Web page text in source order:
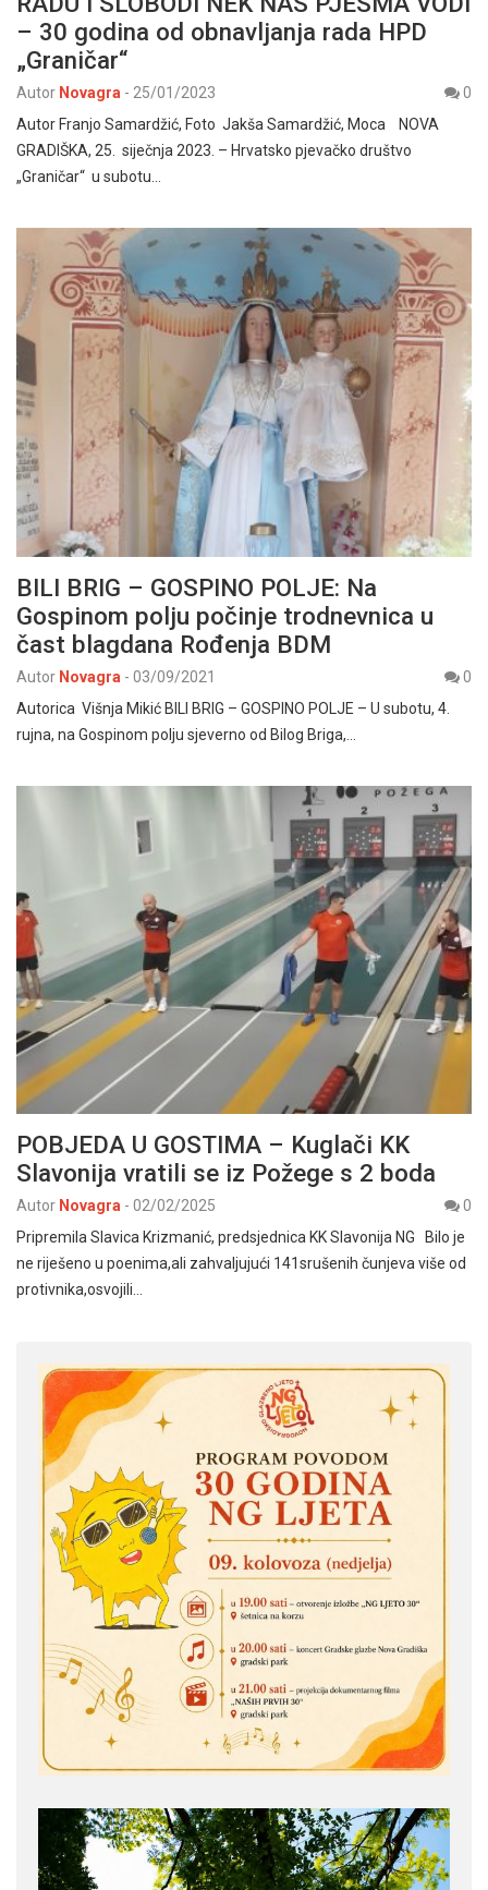
– 30 godina od obnavljanja rada HPD
„Graničar“
Autor Novagra - 25/01/2023
0
Autor Franjo Samardžić, Foto Jakša Samardžić, Moca NOVA
GRADIŠKA, 25. siječnja 2023. – Hrvatsko pjevačko društvo
„Graničar“ u subotu…
BILI BRIG – GOSPINO POLJE: Na
Gospinom polju počinje trodnevnica u
čast blagdana Rođenja BDM
Autor Novagra - 03/09/2021
0
Autorica Višnja Mikić BILI BRIG – GOSPINO POLJE – U subotu, 4.
rujna, na Gospinom polju sjeverno od Bilog Briga,…
POBJEDA U GOSTIMA – Kuglači KK
Slavonija vratili se iz Požege s 2 boda
Autor Novagra - 02/02/2025
0
Pripremila Slavica Krizmanić, predsjednica KK Slavonija NG Bilo je
ne riješeno u poenima,ali zahvaljujući 141srušenih čunjeva više od
protivnika,osvojili…